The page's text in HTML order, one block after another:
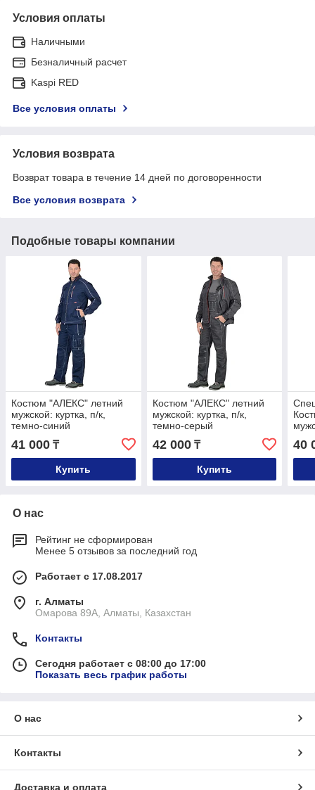
Условия оплаты
Наличными
Безналичный расчет
Kaspi RED
Все условия оплаты
Условия возврата
Возврат товара в течение 14 дней по договоренности
Все условия возврата
Подобные товары компании
Костюм "АЛЕКС" летний
мужской: куртка, п/к,
темно-синий
41 000 ₸
Купить
Костюм "АЛЕКС" летний
мужской: куртка, п/к,
темно-серый
42 000₸
Купить
40
О нас
Рейтинг не сформирован
Менее 5 отзывов за последний год
Работает с 17.08.2017
г. Алматы
Омарова 89А, Алматы, Казахстан
Контакты
Сегодня работает с 08:00 до 17:00
Показать весь график работы
О нас
Контакты
Доставка и оплата